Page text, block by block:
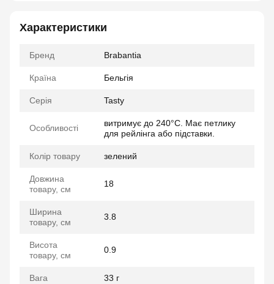
Характеристики
Бренд Brabantia
Країна Бельгія
Серія Tasty
Особливості
витримує до 240°C. Має петлику
для рейлінга або підставки.
Колір товару зелений
Довжина
товару, см
18
Ширина
товару, см
3.8
Висота
товару, см
0.9
Вага 33 г